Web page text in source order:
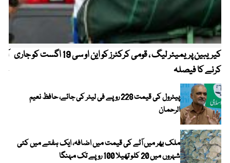
کیریبین پریمیئر لیگ ، قومی کرکٹرز کو این او سی 19 اگست کو جاری
کرنے کا فیصلہ
پیٹرول کی قیمت 228 روپے فی لیٹر کی جائے، حافظ نعیم
الرحمان
ملک بھر میں آٹے کی قیمت میں اضافہ، ایک ہفتے میں کئی
شہروں میں 20 کلو تھیلا 100 روپے تک مہنگا